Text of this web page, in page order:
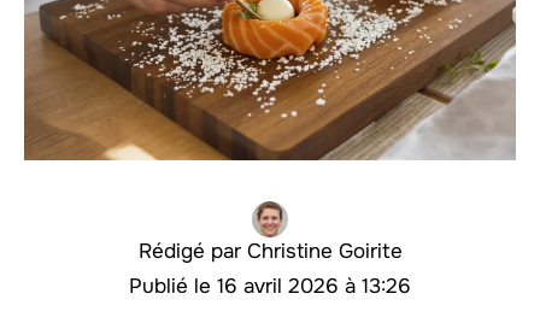
Christine Goirite
16 avril 2026 à 13:26